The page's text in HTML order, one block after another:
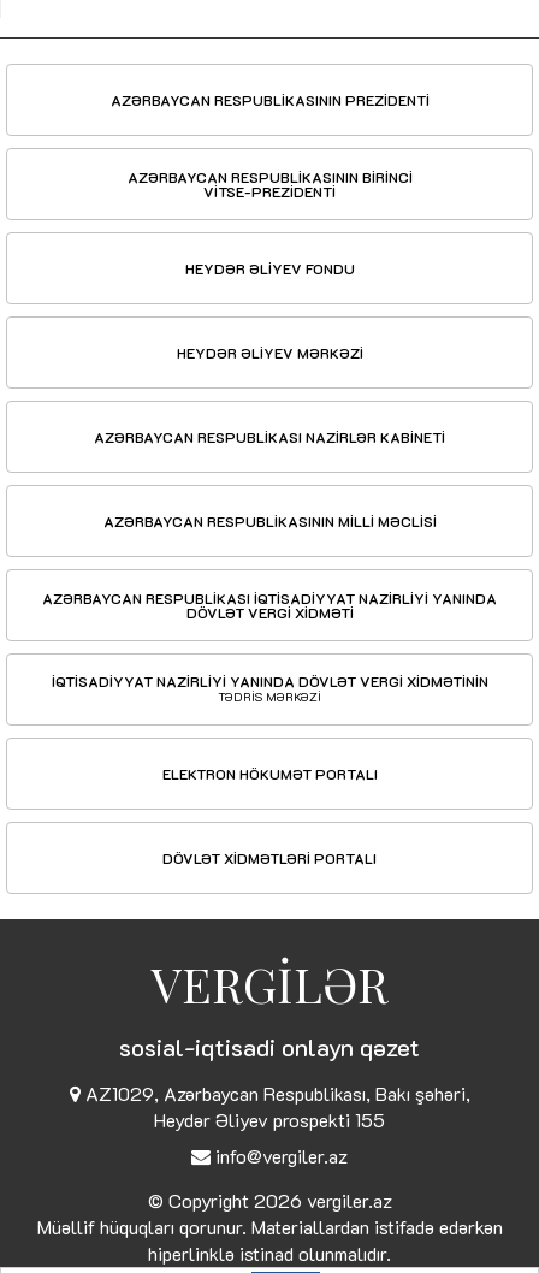
AZƏRBAYCAN RESPUBLİKASININ PREZİDENTİ
AZƏRBAYCAN RESPUBLİKASININ BİRİNCİ
VİTSE-PREZİDENTİ
HEYDƏR ƏLİYEV FONDU
HEYDƏR ƏLİYEV MƏRKƏZİ
AZƏRBAYCAN RESPUBLİKASI NAZİRLƏR KABİNETİ
AZƏRBAYCAN RESPUBLİKASININ MİLLİ MƏCLİSİ
AZƏRBAYCAN RESPUBLİKASI İQTİSADİYYAT NAZİRLİYİ YANINDA
DÖVLƏT VERGİ XİDMƏTİ
İQTİSADİYYAT NAZİRLİYİ YANINDA DÖVLƏT VERGİ XİDMƏTİNİN
TƏDRİS MƏRKƏZİ
ELEKTRON HÖKUMƏT PORTALI
DÖVLƏT XİDMƏTLƏRİ PORTALI
VERGİLƏR
sosial-iqtisadi onlayn qəzet
AZ1029, Azərbaycan Respublikası, Bakı şəhəri,
Heydər Əliyev prospekti 155
info@vergiler.az
© Copyright 2026 vergiler.az
Müəllif hüquqları qorunur. Materiallardan istifadə edərkən
hiperlinklə istinad olunmalıdır.